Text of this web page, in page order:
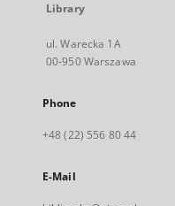
Library
ul. Warecka 1A
00-950 Warszawa
Phone
+48 (22) 556 80 44
E-Mail